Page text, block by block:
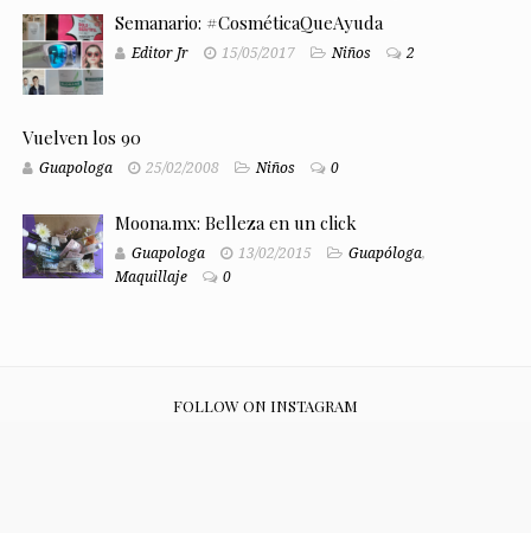
Semanario: #CosméticaQueAyuda
Editor Jr 15/05/2017 Niños 2
Vuelven los 90
Guapologa 25/02/2008 Niños 0
Moona.mx: Belleza en un click
Guapologa 13/02/2015 Guapóloga,
Maquillaje
0
FOLLOW ON INSTAGRAM